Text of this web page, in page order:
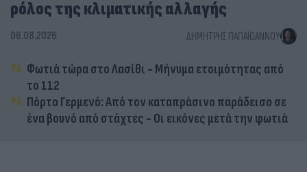
ρόλος της κλιματικής αλλαγής
06.08.2026 ΔΗΜΉΤΡΗΣ ΠΑΠΑΪΩΆΝΝΟΥ
Φωτιά τώρα στο Λασίθι - Μήνυμα ετοιμότητας από
το 112
Πόρτο Γερμενό: Από τον καταπράσινο παράδεισο σε
ένα βουνό από στάχτες - Οι εικόνες μετά την φωτιά